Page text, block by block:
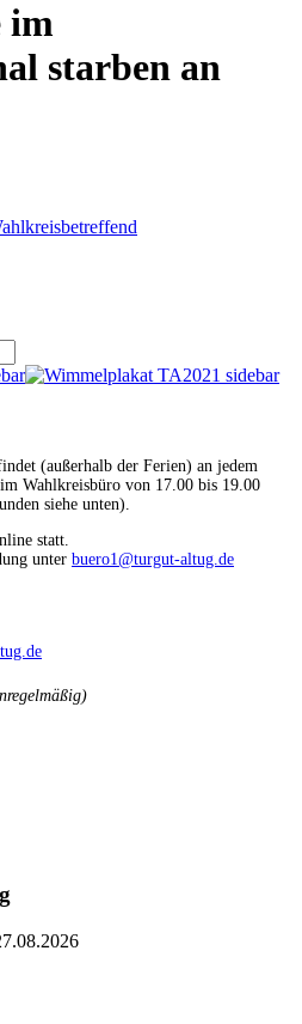
im
starben an
(außerhalb der Ferien) an jedem
Wahlkreisbüro von 17.00 bis 19.00
siehe unten).
statt.
unter buero1@turgut-altug.de